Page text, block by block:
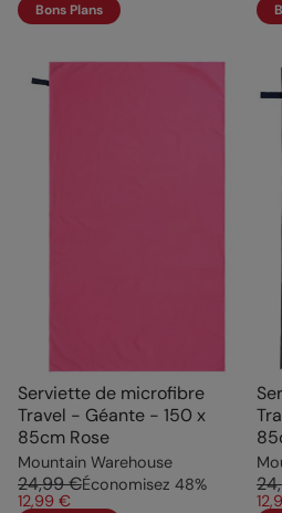
Bons Plans
Serviette de microfibre
Travel - Géante - 150 x
85cm Rose
Mountain Warehouse
24,99 €Économisez 48%
12,99 €